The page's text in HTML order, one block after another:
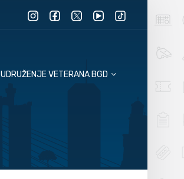
UDRUŽENJE VETERANA BGD